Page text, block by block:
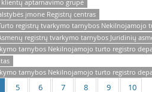
klientų aptarnavimo grupė
įmone Registrų centras
registrų tvarkymo tarnybos
registrų tvarkymo tarnybos Juridinių
tarnybos Nekilnojamojo turto registro
tarnybos Nekilnojamojo turto registro
5 6 7 8 9 10